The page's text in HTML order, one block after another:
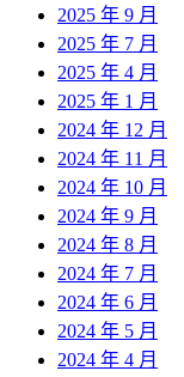
2025 年 9 月
2025 年 7 月
2025 年 4 月
2025 年 1 月
2024 年 12 月
2024 年 11 月
2024 年 10 月
2024 年 9 月
2024 年 8 月
2024 年 7 月
2024 年 6 月
2024 年 5 月
2024 年 4 月